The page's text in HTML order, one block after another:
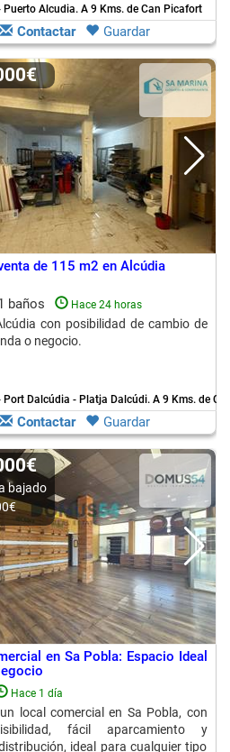
Puerto Alcudia. A 9 Kms. de Can Picafort
Contactar Guardar
de 115 m2 en Alcúdia
baños Hace 24 horas
con posibilidad de cambio de
o negocio.
Port Dalcúdia - Platja Dalcúdi. A 9 Kms. de
Contactar Guardar
bajado
en Sa Pobla: Espacio Ideal
Hace 1 día
local comercial en Sa Pobla, con
fácil aparcamiento y
ideal para cualquier tipo